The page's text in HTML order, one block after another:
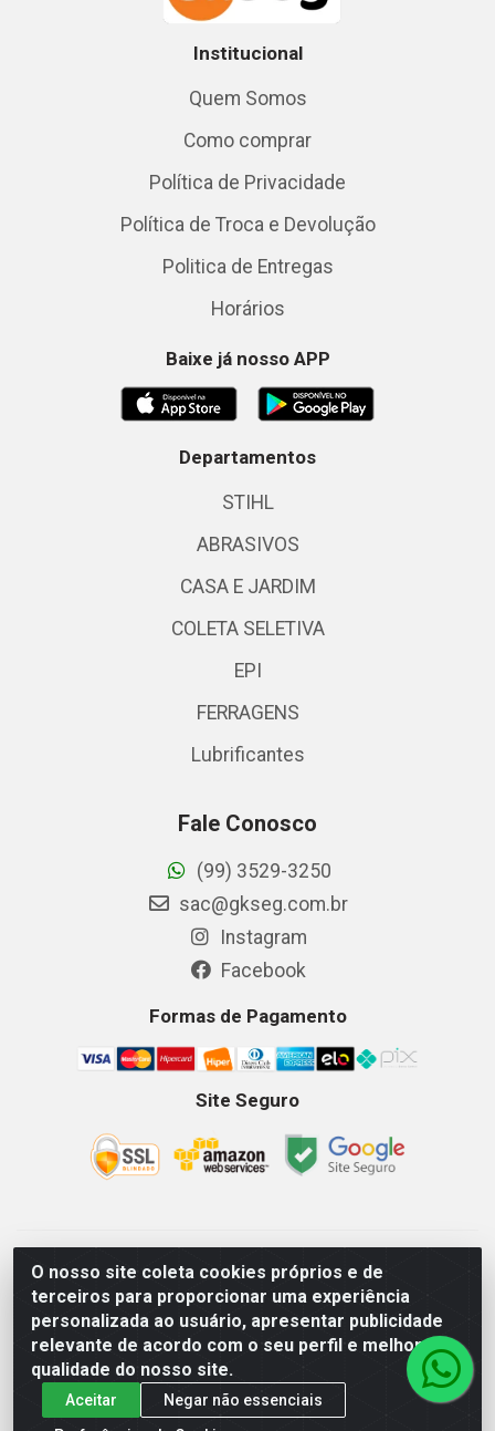
O nosso site coleta cookies próprios e de
terceiros para proporcionar uma experiência
personalizada ao usuário, apresentar publicidade
relevante de acordo com o seu perfil e melhorar a
qualidade do nosso site.
Aceitar
Negar não essenciais
Institucional
Quem Somos
Como comprar
Política de Privacidade
Política de Troca e Devolução
Politica de Entregas
Horários
Baixe já nosso APP
Departamentos
STIHL
ABRASIVOS
CASA E JARDIM
COLETA SELETIVA
EPI
FERRAGENS
Lubrificantes
Fale Conosco
(99) 3529-3250
sac@gkseg.com.br
Instagram
Facebook
Formas de Pagamento
Site Seguro
GKSEG EPI Maquinas e Equipamentos LTDA - Av. Getulio
Vargas, 2066 Centro, Imperatriz/MA - CEP 65.903-280 - CNPJ
11.191.946/0001-07 - Horários: Segunda-Sexta 08as18hs,
Sábados 08as12hs